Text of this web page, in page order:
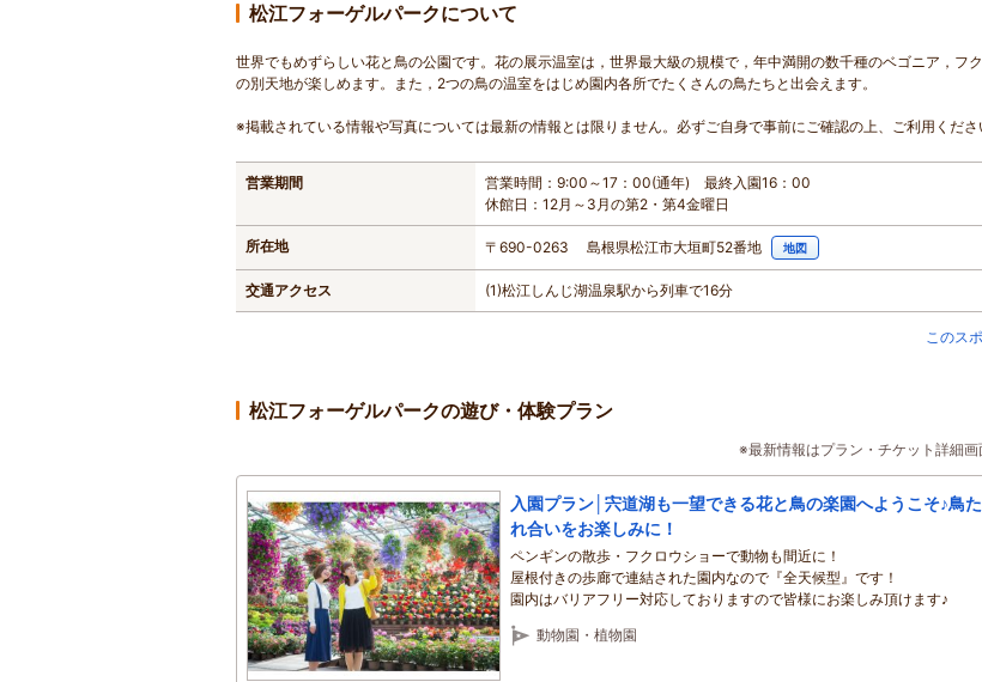
松江フォーゲルパークについて
世界でもめずらしい花と鳥の公園です。花の展示温室は，世界最大級の規模で，年中満開の数千種のベゴニア，フ
の別天地が楽しめます。また，2つの鳥の温室をはじめ園内各所でたくさんの鳥たちと出会えます。
※掲載されている情報や写真については最新の情報とは限りません。必ずご自身で事前にご確認の上、ご利用くださ
営業期間
営業時間：9:00～17：00(通年) 最終入園16：00
休館日：12月～3月の第2・第4金曜日
所在地 〒690-0263 島根県松江市大垣町52番地 地図
交通アクセス (1)松江しんじ湖温泉駅から列車で16分
このス
松江フォーゲルパークの遊び・体験プラン
※最新情報はプラン・チケット詳細画
入園プラン│宍道湖も一望できる花と鳥の楽園へようこそ♪鳥
れ合いをお楽しみに！
ペンギンの散歩・フクロウショーで動物も間近に！
屋根付きの歩廊で連結された園内なので『全天候型』です！
園内はバリアフリー対応しておりますので皆様にお楽しみ頂けます♪
動物園・植物園